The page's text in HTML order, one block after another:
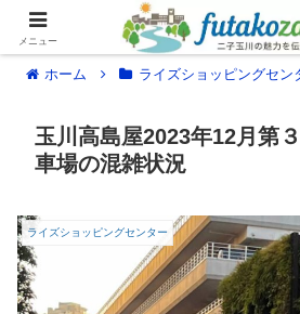
ホーム ライズショッピングセン
玉川高島屋2023年12月第
車場の混雑状況
ライズショッピングセンター
メニュー